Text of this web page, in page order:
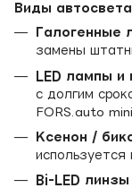
Виды
Галогенные
замены
LED лампы и
с долгим
FORS.auto
Ксенон /
используется
Bi-LED линзы